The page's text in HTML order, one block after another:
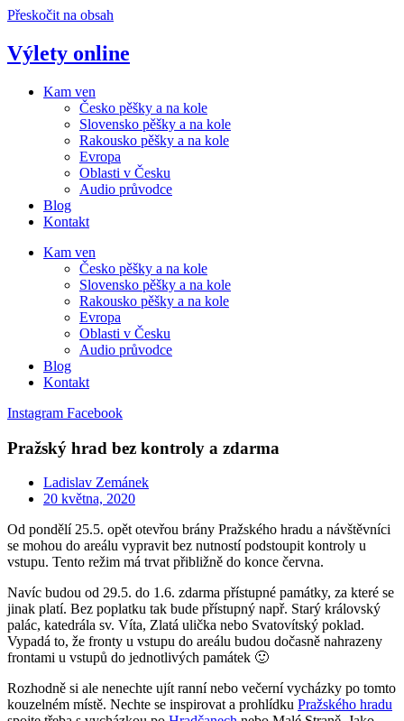
Přeskočit na obsah
Výlety online
Kam ven
Česko pěšky a na kole
Slovensko pěšky a na kole
Rakousko pěšky a na kole
Evropa
Oblasti v Česku
Audio průvodce
Blog
Kontakt
Kam ven
Česko pěšky a na kole
Slovensko pěšky a na kole
Rakousko pěšky a na kole
Evropa
Oblasti v Česku
Audio průvodce
Blog
Kontakt
Instagram Facebook
Pražský hrad bez kontroly a zdarma
Ladislav Zemánek
20 května, 2020
Od pondělí 25.5. opět otevřou brány Pražského hradu a návštěvníci
se mohou do areálu vypravit bez nutností podstoupit kontroly u
vstupu. Tento režim má trvat přibližně do konce června.
Navíc budou od 29.5. do 1.6. zdarma přístupné památky, za které se
jinak platí. Bez poplatku tak bude přístupný např. Starý královský
palác, katedrála sv. Víta, Zlatá ulička nebo Svatovítský poklad.
Vypadá to, že fronty u vstupu do areálu budou dočasně nahrazeny
frontami u vstupů do jednotlivých památek 🙂
Rozhodně si ale nenechte ujít ranní nebo večerní vycházky po tomto
kouzelném místě. Nechte se inspirovat a prohlídku Pražského hradu